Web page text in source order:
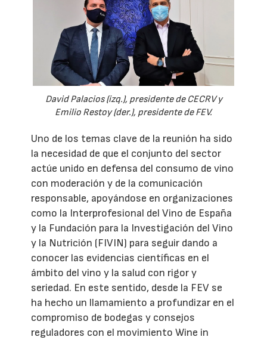
David Palacios (izq.), presidente de CECRV y
Emilio Restoy (der.), presidente de FEV.
Uno de los temas clave de la reunión ha sido
la necesidad de que el conjunto del sector
actúe unido en defensa del consumo de vino
con moderación y de la comunicación
responsable, apoyándose en organizaciones
como la Interprofesional del Vino de España
y la Fundación para la Investigación del Vino
y la Nutrición (FIVIN) para seguir dando a
conocer las evidencias científicas en el
ámbito del vino y la salud con rigor y
seriedad. En este sentido, desde la FEV se
ha hecho un llamamiento a profundizar en el
compromiso de bodegas y consejos
reguladores con el movimiento Wine in